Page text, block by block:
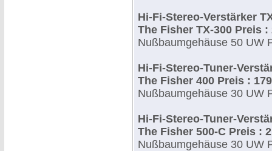
Hi-Fi-Stereo-Verstärker
The Fisher TX-300 Preis :
Nußbaumgehäuse 50 UW
Hi-Fi-Stereo-Tuner-
The Fisher 400 Preis :
Nußbaumgehäuse 30 UW
Hi-Fi-Stereo-Tuner-
The Fisher 500-C Preis :
Nußbaumgehäuse 30 UW